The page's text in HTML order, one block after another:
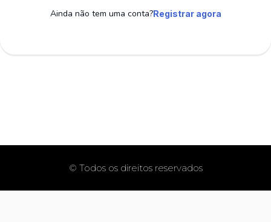
Ainda não tem uma conta?Registrar agora
© Todos os direitos reservados